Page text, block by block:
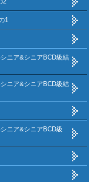
1
ニア&シニアBCD級結
ニア&シニアBCD級結
ニア&シニアBCD級